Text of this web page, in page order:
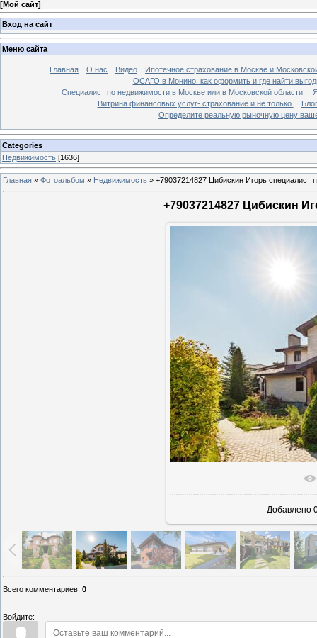
[Мой сайт]
Вход на сайт
Меню сайта
Главная О нас Видео
Ипотечное страхование в Москве и
ОСАГО в Монино: как оформить и где найти
Специалист по недвижимости в Москве или в Московской области.
Витрина финансовых услуг- страхование и не только.
Блог
Определите реальную рыночную цену
Categories
Недвижимость [1636]
Главная » Фотоальбом » Недвижимость » +79037214827 Цибискин Игорь специалист
+79037214827 Цибискин
В
Добавлено
Всего комментариев: 0
Войдите: